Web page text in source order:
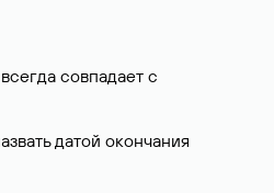
совпадает с
датой окончания